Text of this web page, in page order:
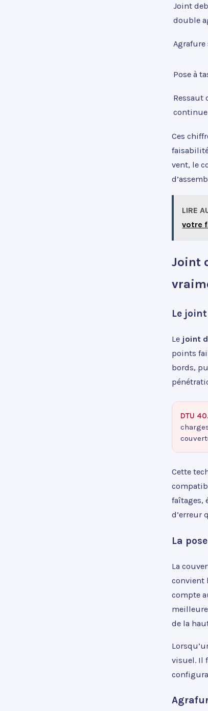
Joint
double
Pose à
Ressaut
continue
Ces
vent, le
LIRE
votre
Joint
Le
Le joint
points
bords,
DTU
Cette
faîtages,
d’erreur
La
La
convient
compte
de la
visuel. Il